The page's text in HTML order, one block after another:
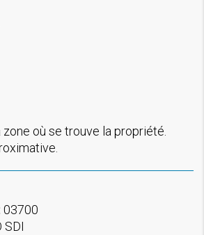
où se trouve la propriété.
03700
SDI